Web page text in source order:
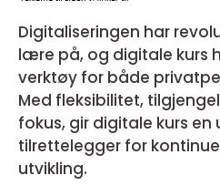
Digitaliseringen har
lære på, og digitale kurs
verktøy for både
Med fleksibilitet,
fokus, gir digitale kurs
tilrettelegger for
utvikling.